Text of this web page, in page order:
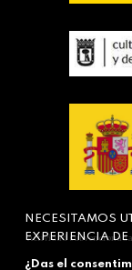
Actividad
NECESITAMOS
EXPERIENCIA
¿Das el